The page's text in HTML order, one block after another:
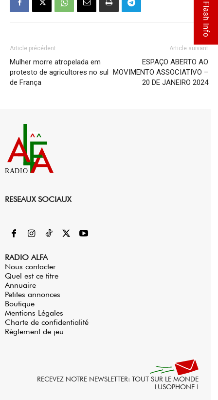
Article précédent
Mulher morre atropelada em
protesto de agricultores no sul
de França
Article suivant
ESPAÇO ABERTO AO
MOVIMENTO ASSOCIATIVO –
20 DE JANEIRO 2024
RADIO
RESEAUX SOCIAUX
RADIO ALFA
Nous contacter
Quel est ce titre
Annuaire
Petites annonces
Boutique
Mentions Légales
Charte de confidentialité
Règlement de jeu
RECEVEZ NOTRE NEWSLETTER: TOUT SUR LE MONDE
LUSOPHONE !
Flash Info